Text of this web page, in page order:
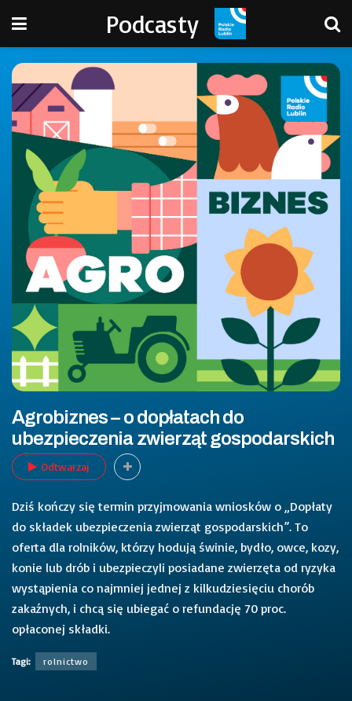
Podcasty
Agrobiznes – o dopłatach do
ubezpieczenia zwierząt gospodarskich
Odtwarzaj
Dziś kończy się termin przyjmowania wniosków o „Dopłaty
do składek ubezpieczenia zwierząt gospodarskich”. To
oferta dla rolników, którzy hodują świnie, bydło, owce, kozy,
konie lub drób i ubezpieczyli posiadane zwierzęta od ryzyka
wystąpienia co najmniej jednej z kilkudziesięciu chorób
zakaźnych, i chcą się ubiegać o refundację 70 proc.
opłaconej składki.
Tagi: rolnictwo